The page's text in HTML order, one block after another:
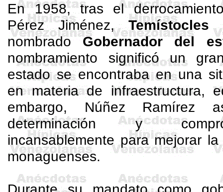
En 1958, tras el
Pérez Jiménez,Temístocles
nombradoGobernador del
nombramiento significó un
estado se encontraba en una
en materia de infraestructura,
embargo, Núñez Ramírez
determinación y
incansablemente para mejorar
monaguenses.